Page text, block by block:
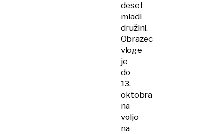
deset
mladi
družini.
Obrazec
vloge
je
do
13.
oktobra
na
voljo
na